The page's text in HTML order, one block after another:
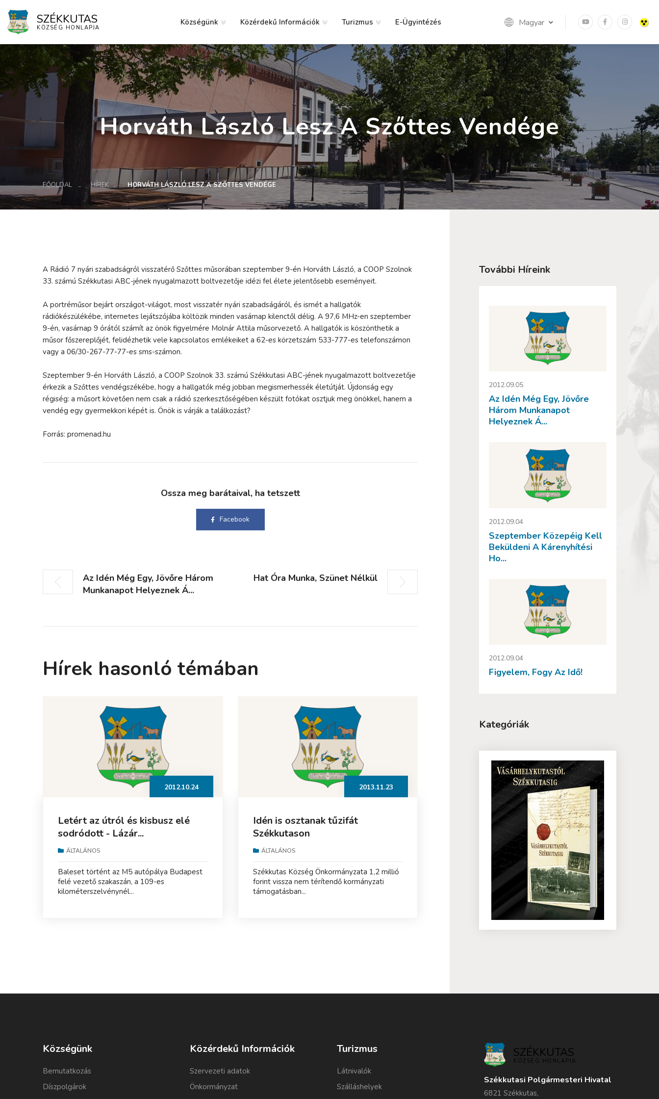
SZÉKKUTAS
KÖZSÉG HONLAPJA Magyar
Községünk Közérdekű Információk Turizmus E-Ügyintézés
Elérhetőség
Horváth László Lesz A Szőttes Vendége
FŐOLDAL HÍREK HORVÁTH LÁSZLÓ LESZ A SZŐTTES VENDÉGE
A Rádió 7 nyári szabadságról visszatérő Szőttes műsorában szeptember 9-én Horváth László, a COOP Szolnok
33. számú Székkutasi ABC-jének nyugalmazott boltvezetője idézi fel élete jelentősebb eseményeit.
A portréműsor bejárt országot-világot, most visszatér nyári szabadságáról, és ismét a hallgatók
rádiókészülékébe, internetes lejátszójába költözik minden vasárnap kilenctől délig. A 97,6 MHz-en szeptember
9-én, vasárnap 9 órától számít az önök figyelmére Molnár Attila műsorvezető. A hallgatók is köszönthetik a
műsor főszereplőjét, felidézhetik vele kapcsolatos emlékeiket a 62-es körzetszám 533-777-es telefonszámon
vagy a 06/30-267-77-77-es sms-számon.
Szeptember 9-én Horváth László, a COOP Szolnok 33. számú Székkutasi ABC-jének nyugalmazott boltvezetője
érkezik a Szőttes vendégszékébe, hogy a hallgatók még jobban megismerhessék életútját. Újdonság egy
régiség: a műsort követően nem csak a rádió szerkesztőségében készült fotókat osztjuk meg önökkel, hanem a
vendég egy gyermekkori képét is. Önök is várják a találkozást?
Forrás: promenad.hu
Ossza meg barátaival, ha tetszett
Facebook
Az Idén Még Egy, Jövőre Három
Munkanapot Helyeznek Á...
Hat Óra Munka, Szünet Nélkül
Hírek hasonló témában
2012.10.24
Letért az útról és kisbusz elé
sodródott - Lázár...
ÁLTALÁNOS
Baleset történt az M5 autópálya Budapest
felé vezető szakaszán, a 109-es
kilométerszelvénynél...
2013.11.23
Idén is osztanak tűzifát
Székkutason
ÁLTALÁNOS
Székkutas Község Önkormányzata 1,2 millió
forint vissza nem térítendő kormányzati
támogatásban...
További Híreink
2012.09.05
Az Idén Még Egy, Jövőre
Három Munkanapot
Helyeznek Á...
2012.09.04
Szeptember Közepéig Kell
Beküldeni A Kárenyhítési
Ho...
2012.09.04
Figyelem, Fogy Az Idő!
Kategóriák
Községünk
Bemutatkozás
Díszpolgárok
Közérdekű Információk
Szervezeti adatok
Önkormányzat
Turizmus
Látnivalók
Szálláshelyek
SZÉKKUTAS
KÖZSÉG HONLAPJA
Székkutasi Polgármesteri Hivatal
6821 Székkutas,